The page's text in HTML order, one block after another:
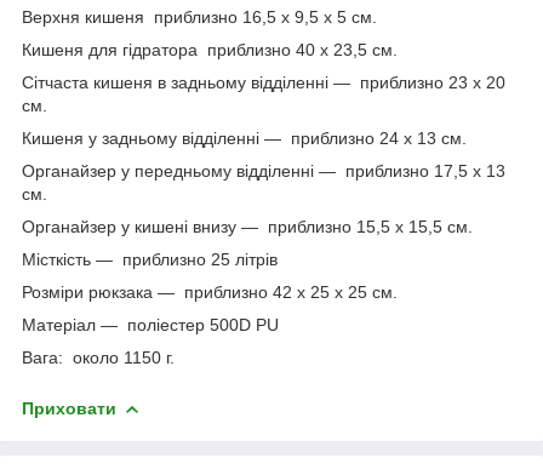
Верхня кишеня приблизно 16,5 х 9,5 х 5 см.
Кишеня для гідратора приблизно 40 х 23,5 см.
Сітчаста кишеня в задньому відділенні — приблизно 23 х 20
см.
Кишеня у задньому відділенні — приблизно 24 х 13 см.
Органайзер у передньому відділенні — приблизно 17,5 х 13
см.
Органайзер у кишені внизу — приблизно 15,5 х 15,5 см.
Місткість — приблизно 25 літрів
Розміри рюкзака — приблизно 42 х 25 х 25 см.
Матеріал — поліестер 500D PU
Вага: около 1150 г.
Приховати